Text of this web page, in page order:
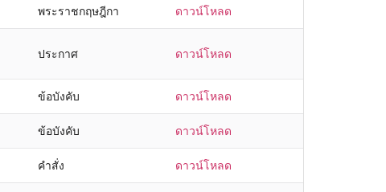
พระราชกฤษฎีกา ดาวน์โหลด
ประกาศ ดาวน์โหลด
ข้อบังคับ ดาวน์โหลด
ข้อบังคับ ดาวน์โหลด
คำสั่ง ดาวน์โหลด